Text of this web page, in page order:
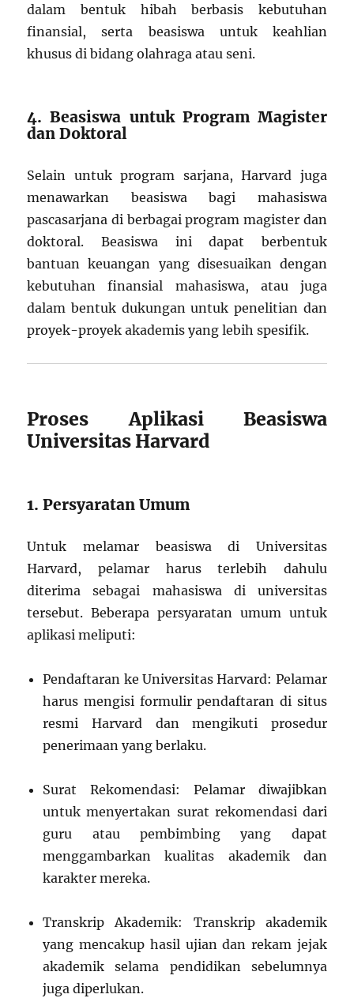
dalam bentuk hibah berbasis kebutuhan
finansial, serta beasiswa untuk keahlian
khusus di bidang olahraga atau seni.
4. Beasiswa untuk Program Magister
dan Doktoral
Selain untuk program sarjana, Harvard juga
menawarkan beasiswa bagi mahasiswa
pascasarjana di berbagai program magister dan
doktoral. Beasiswa ini dapat berbentuk
bantuan keuangan yang disesuaikan dengan
kebutuhan finansial mahasiswa, atau juga
dalam bentuk dukungan untuk penelitian dan
proyek-proyek akademis yang lebih spesifik.
Proses Aplikasi Beasiswa
Universitas Harvard
1. Persyaratan Umum
Untuk melamar beasiswa di Universitas
Harvard, pelamar harus terlebih dahulu
diterima sebagai mahasiswa di universitas
tersebut. Beberapa persyaratan umum untuk
aplikasi meliputi:
Pendaftaran ke Universitas Harvard: Pelamar
harus mengisi formulir pendaftaran di situs
resmi Harvard dan mengikuti prosedur
penerimaan yang berlaku.
Surat Rekomendasi: Pelamar diwajibkan
untuk menyertakan surat rekomendasi dari
guru atau pembimbing yang dapat
menggambarkan kualitas akademik dan
karakter mereka.
Transkrip Akademik: Transkrip akademik
yang mencakup hasil ujian dan rekam jejak
akademik selama pendidikan sebelumnya
juga diperlukan.